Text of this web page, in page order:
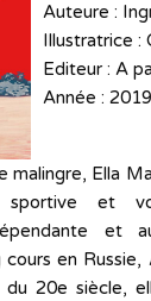
Auteure :
Illustratrice :
Editeur : A
Année : 2019
malingre, Ella
sportive et
et
cours en
du 20e siècle,